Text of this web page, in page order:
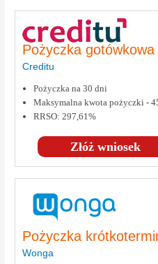
Pożyczka gotówkowa
Creditu
Złóż wniosek
Pożyczka na 30 dni
Maksymalna kwota pożyczki -
RRSO: 297,61%
Pożyczka
Wonga